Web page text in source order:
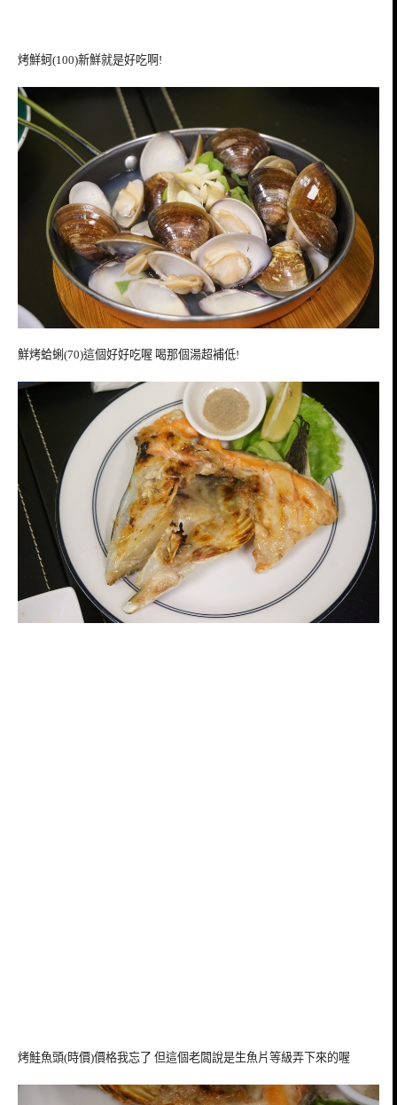
烤鮮蚵(100)新鮮就是好吃啊!
鮮烤蛤蜊(70)這個好好吃喔 喝那個湯超補低!
烤鮭魚頭(時價)價格我忘了 但這個老闆說是生魚片等級弄下來的喔